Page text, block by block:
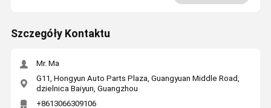
Szczegóły Kontaktu
Mr. Ma
G11, Hongyun Auto Parts Plaza, Guangyuan Middle Road,
dzielnica Baiyun, Guangzhou
+8613066309106